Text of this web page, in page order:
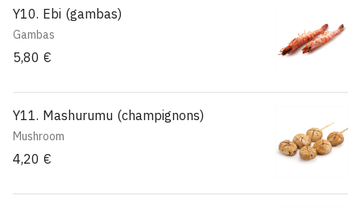
Y10. Ebi (gambas)
Gambas
5,80 €
Y11. Mashurumu (champignons)
Mushroom
4,20 €